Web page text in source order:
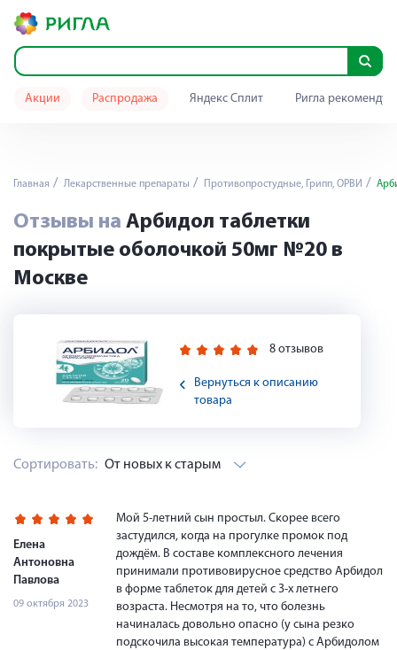
Акции Распродажа Яндекс Сплит Ригла
Главная Лекарственные препараты Противопростудные, Грипп, ОРВИ
Отзывы на Арбидол таблетки
покрытые оболочкой 50мг №20 в
Москве
8 отзывов
Вернуться к описанию
товара
Сортировать: От новых к старым
Елена
Антоновна
Павлова
09 октября 2023
Мой 5-летний сын простыл. Скорее всего
застудился, когда на прогулке промок под
дождём. В составе комплексного лечения
принимали противовирусное средство Арбидол
в форме таблеток для детей с 3-х летнего
возраста. Несмотря на то, что болезнь
начиналась довольно опасно (у сына резко
подскочила высокая температура) с Арбидолом